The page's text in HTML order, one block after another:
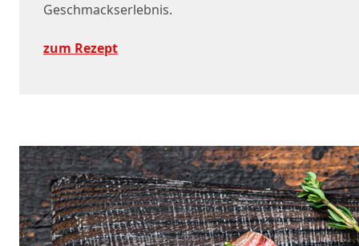
Geschmackserlebnis.
zum Rezept